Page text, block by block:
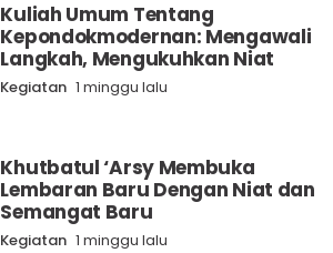
Kuliah Umum Tentang
Kepondokmodernan: Mengawali
Langkah, Mengukuhkan Niat
Kegiatan 1 minggu lalu
Khutbatul ‘Arsy Membuka
Lembaran Baru Dengan Niat dan
Semangat Baru
Kegiatan 1 minggu lalu